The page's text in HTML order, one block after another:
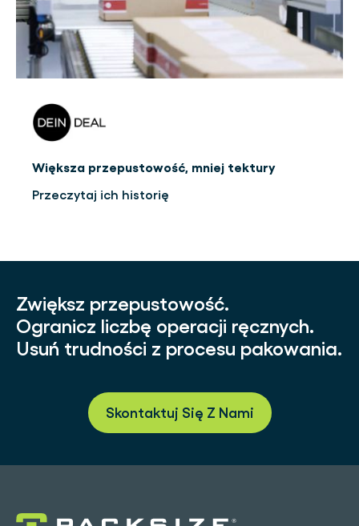
Większa przepustowość, mniej tektury
Przeczytaj ich historię
Zwiększ przepustowość.
Ogranicz liczbę operacji ręcznych.
Usuń trudności z procesu pakowania.
Skontaktuj Się Z Nami